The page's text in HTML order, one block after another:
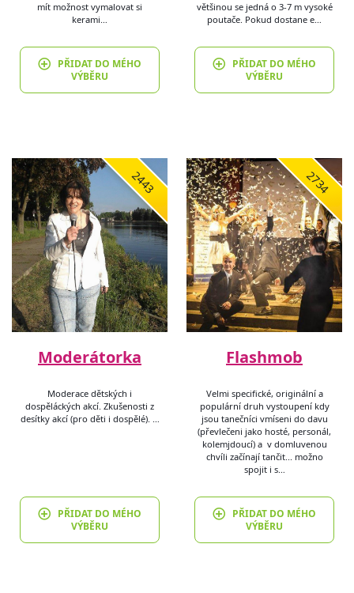
mít možnost vymalovat si
kerami…
PŘIDAT DO MÉHO
VÝBĚRU
většinou se jedná o 3-7 m vysoké
poutače. Pokud dostane e…
PŘIDAT DO MÉHO
VÝBĚRU
2443
Moderátorka
Moderace dětských i
dospěláckých akcí. Zkušenosti z
desítky akcí (pro děti i dospělé). …
PŘIDAT DO MÉHO
VÝBĚRU
2734
Flashmob
Velmi specifické, originální a
populární druh vystoupení kdy
jsou tanečníci vmíseni do davu
(převlečeni jako hosté, personál,
kolemjdoucí) a v domluvenou
chvíli začínají tančit... možno
spojit i s…
PŘIDAT DO MÉHO
VÝBĚRU